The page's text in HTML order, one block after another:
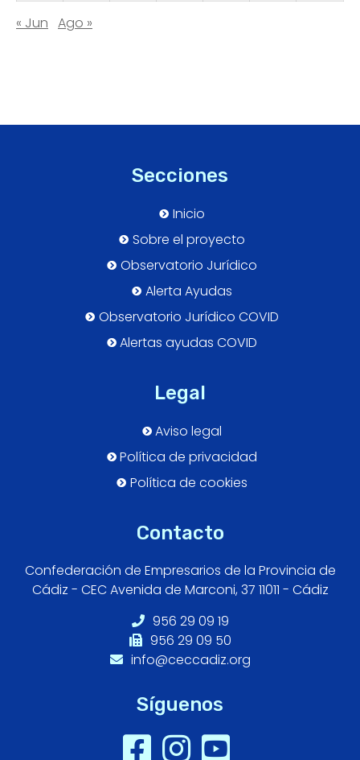
« Jun Ago »
Secciones
Inicio
Sobre el proyecto
Observatorio Jurídico
Alerta Ayudas
Observatorio Jurídico COVID
Alertas ayudas COVID
Legal
Aviso legal
Política de privacidad
Política de cookies
Contacto
Confederación de Empresarios de la Provincia de
Cádiz - CEC Avenida de Marconi, 37 11011 - Cádiz
956 29 09 19
956 29 09 50
info@ceccadiz.org
Síguenos